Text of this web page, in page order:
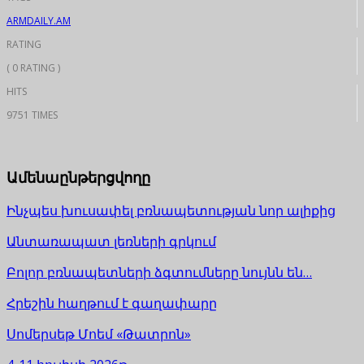
ARMDAILY.AM
RATING
( 0 RATING )
HITS
9751 TIMES
Ամենաընթերցվողը
Ինչպես խուսափել բռնապետության նոր ալիքից
Անտառապատ լեռների գրկում
Բոլոր բռնապետների ձգտումները նույնն են…
Հրեշին հաղթում է գաղափարը
Սոմերսեթ Մոեմ «Թատրոն»